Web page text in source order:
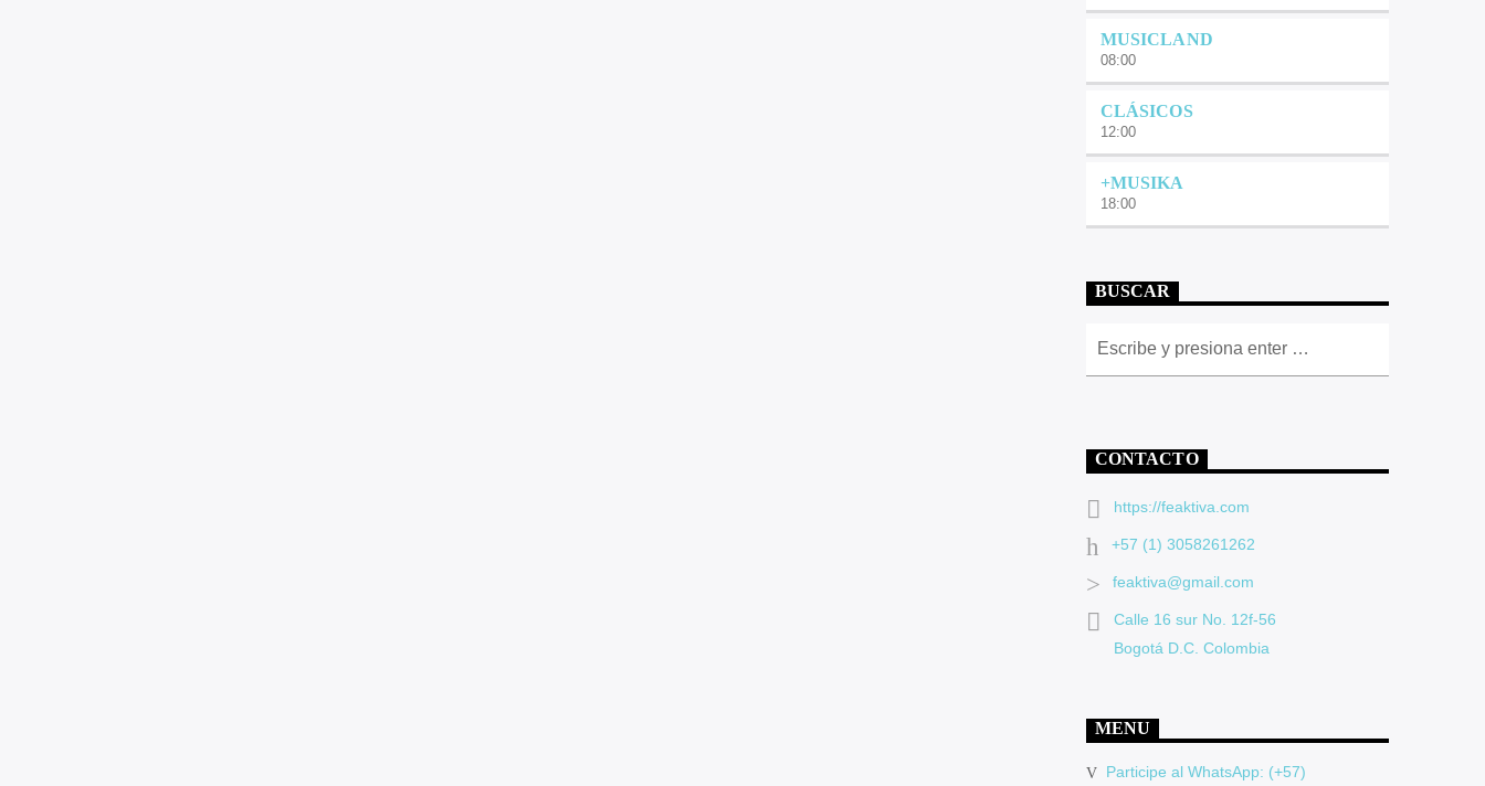
MUSICLAND
08:00
CLÁSICOS
12:00
+MUSIKA
18:00
BUSCAR
CONTACTO
https://feaktiva.com
+57 (1) 3058261262
feaktiva@gmail.com
Calle 16 sur No. 12f-56
Bogotá D.C. Colombia
MENU
Participe al WhatsApp: (+57)